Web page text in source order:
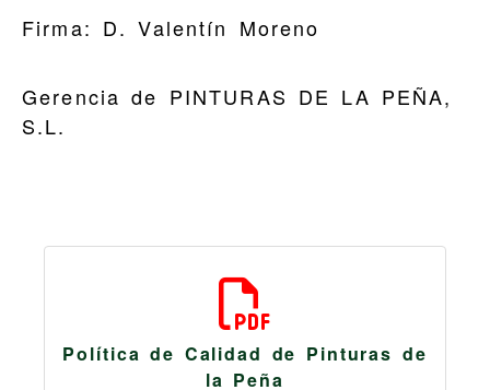
Firma: D. Valentín Moreno
Gerencia de PINTURAS DE LA PEÑA,
S.L.
Política de Calidad de Pinturas de
la Peña